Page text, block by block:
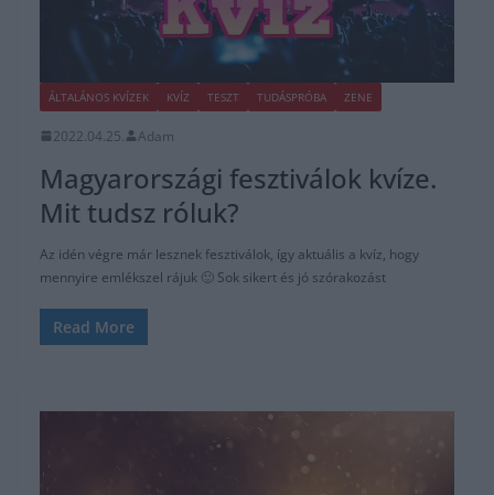
ÁLTALÁNOS KVÍZEK KVÍZ TESZT TUDÁSPRÓBA ZENE
2022.04.25. Adam
Magyarországi fesztiválok kvíze.
Mit tudsz róluk?
Az idén végre már lesznek fesztiválok, így aktuális a kvíz, hogy
mennyire emlékszel rájuk 🙂 Sok sikert és jó szórakozást
Read More